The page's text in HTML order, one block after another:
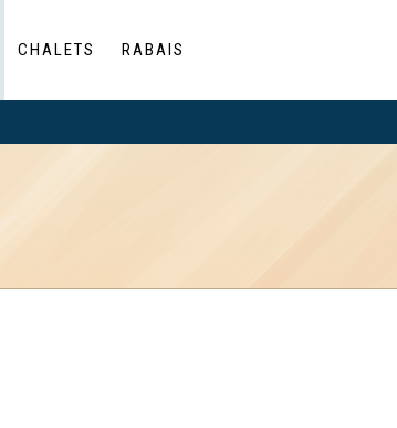
CHALETS RABAIS